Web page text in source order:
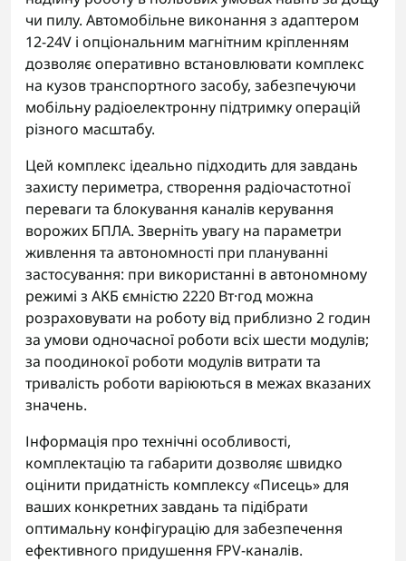
чи пилу. Автомобільне виконання з адаптером
12-24V і опціональним магнітним кріпленням
дозволяє оперативно встановлювати комплекс
на кузов транспортного засобу, забезпечуючи
мобільну радіоелектронну підтримку операцій
різного масштабу.
Цей комплекс ідеально підходить для завдань
захисту периметра, створення радіочастотної
переваги та блокування каналів керування
ворожих БПЛА. Зверніть увагу на параметри
живлення та автономності при плануванні
застосування: при використанні в автономному
режимі з АКБ ємністю 2220 Вт·год можна
розраховувати на роботу від приблизно 2 годин
за умови одночасної роботи всіх шести модулів;
за поодинокої роботи модулів витрати та
тривалість роботи варіюються в межах вказаних
значень.
Інформація про технічні особливості,
комплектацію та габарити дозволяє швидко
оцінити придатність комплексу «Писець» для
ваших конкретних завдань та підібрати
оптимальну конфігурацію для забезпечення
ефективного придушення FPV-каналів.